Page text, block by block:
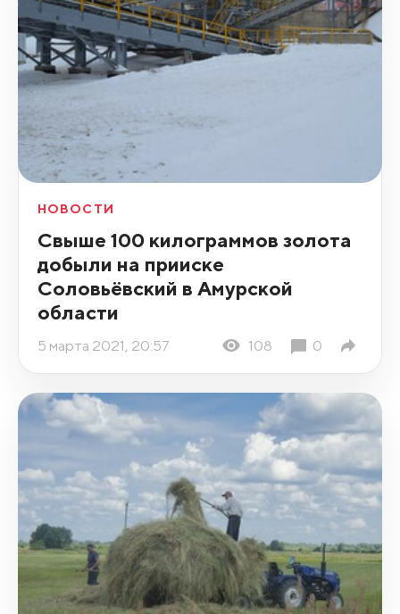
НОВОСТИ
Свыше 100 килограммов золота
добыли на прииске
Соловьёвский в Амурской
области
5 марта 2021, 20:57 108 0